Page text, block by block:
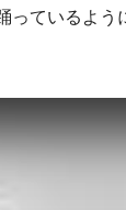
っているよう